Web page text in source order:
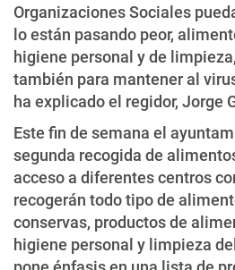
Organizaciones Sociales
lo están pasando peor,
higiene personal y de
también para mantener al
ha explicado el regidor, Jorge
Este fin de semana el
segunda recogida de
acceso a diferentes centros
recogerán todo tipo de
conservas, productos de
higiene personal y limpieza